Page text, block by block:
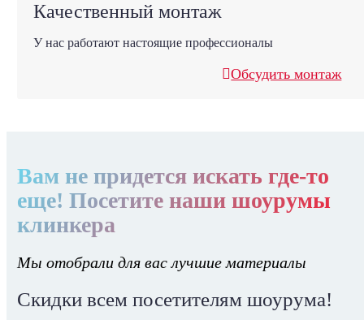
Качественный монтаж
У нас работают настоящие профессионалы
Обсудить монтаж
Вам не придется искать где-то
еще! Посетите наши шоурумы
клинкера
Мы отобрали для вас лучшие материалы
Скидки всем посетителям шоурума!